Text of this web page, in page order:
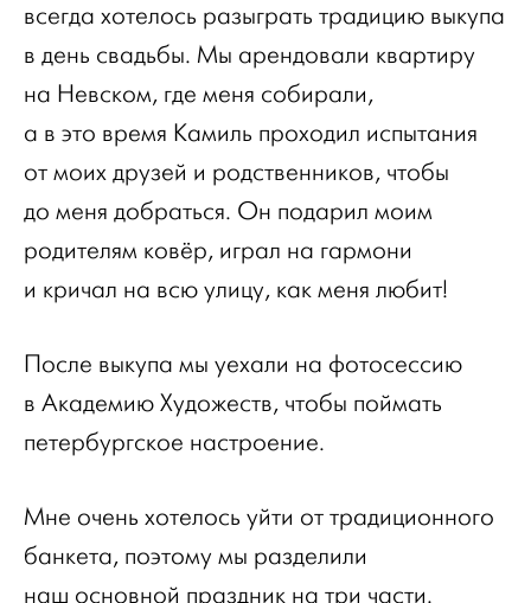
всегда хотелось разыграть традицию выкупа
в день свадьбы. Мы арендовали квартиру
на Невском, где меня собирали,
а в это время Камиль проходил испытания
от моих друзей и родственников, чтобы
до меня добраться. Он подарил моим
родителям ковёр, играл на гармони
и кричал на всю улицу, как меня любит!
После выкупа мы уехали на фотосессию
в Академию Художеств, чтобы поймать
петербургское настроение.
Мне очень хотелось уйти от традиционного
банкета, поэтому мы разделили
наш основной праздник на три части.